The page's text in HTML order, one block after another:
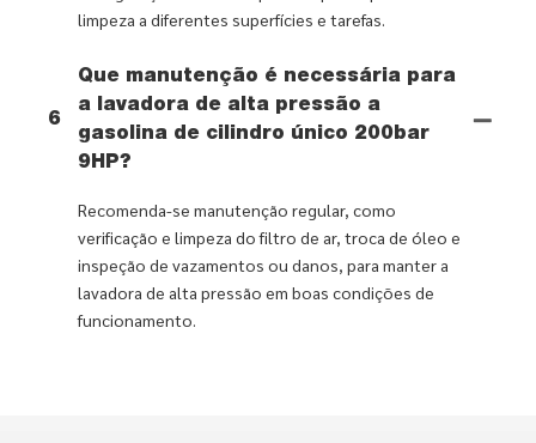
limpeza a diferentes superfícies e tarefas.
6
Que manutenção é necessária para
a lavadora de alta pressão a
gasolina de cilindro único 200bar
9HP?
Recomenda-se manutenção regular, como
verificação e limpeza do filtro de ar, troca de óleo e
inspeção de vazamentos ou danos, para manter a
lavadora de alta pressão em boas condições de
funcionamento.